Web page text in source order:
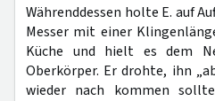
Währenddessen holte E. auf
Messer mit einer
Küche und hielt es dem
Oberkörper. Er drohte, ihn
wieder nach kommen